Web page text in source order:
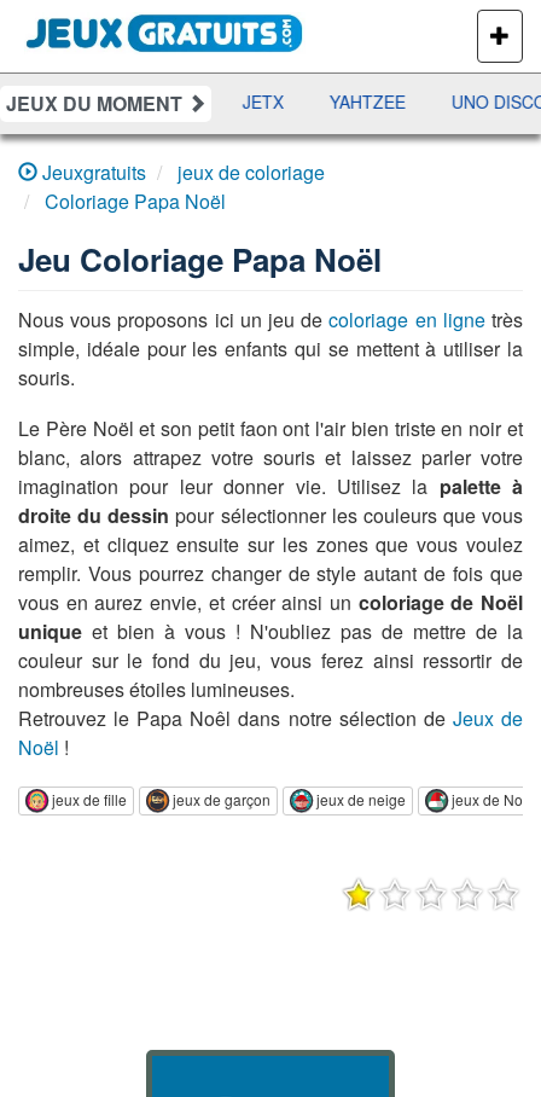
PLUS
DE
JEUX
JEUX DU MOMENT
DAMES RAMI JETX YAHTZEE UNO DISCO
Jeuxgratuits
jeux de coloriage
Coloriage Papa Noël
Jeu Coloriage Papa Noël
Nous vous proposons ici un jeu decoloriage en lignetrès
simple, idéale pour les enfants qui se mettent à utiliser la
souris.
Le Père Noël et son petit faon ont l'air bien triste en noir et
blanc, alors attrapez votre souris et laissez parler votre
imagination pour leur donner vie. Utilisez la palette à
droite du dessin pour sélectionner les couleurs que vous
aimez, et cliquez ensuite sur les zones que vous voulez
remplir. Vous pourrez changer de style autant de fois que
vous en aurez envie, et créer ainsi un coloriage de Noël
unique et bien à vous ! N'oubliez pas de mettre de la
couleur sur le fond du jeu, vous ferez ainsi ressortir de
nombreuses étoiles lumineuses.
Retrouvez le Papa Noêl dans notre sélection de Jeux de
Noël !
jeux de fille jeux de garçon jeux de neige jeux de Noël